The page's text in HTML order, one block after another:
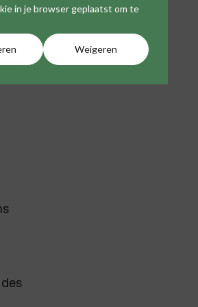
in je browser geplaatst om te
Weigeren